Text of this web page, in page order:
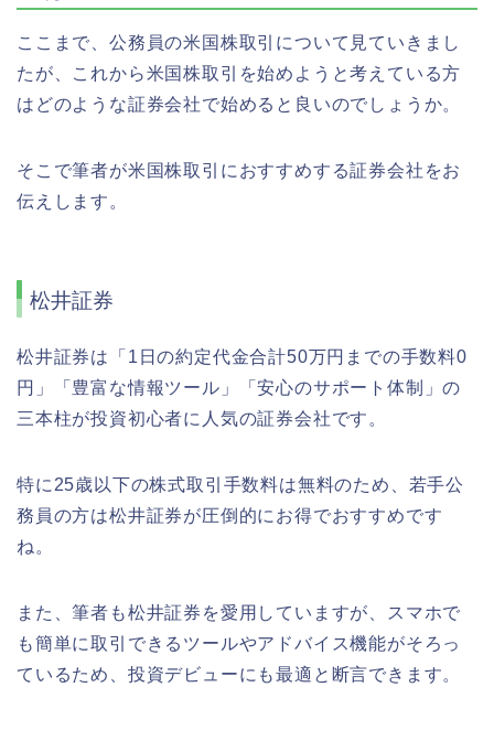
ここまで、公務員の米国株取引について見ていきまし
たが、これから米国株取引を始めようと考えている方
はどのような証券会社で始めると良いのでしょうか。
そこで筆者が米国株取引におすすめする証券会社をお
伝えします。
松井証券
松井証券は「1日の約定代金合計50万円までの手数料0
円」「豊富な情報ツール」「安心のサポート体制」の
三本柱が投資初心者に人気の証券会社です。
特に25歳以下の株式取引手数料は無料のため、若手公
務員の方は松井証券が圧倒的にお得でおすすめです
ね。
また、筆者も松井証券を愛用していますが、スマホで
も簡単に取引できるツールやアドバイス機能がそろっ
ているため、投資デビューにも最適と断言できます。